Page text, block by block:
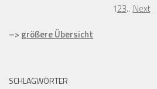
123…Next
–> größere Übersicht
SCHLAGWÖRTER